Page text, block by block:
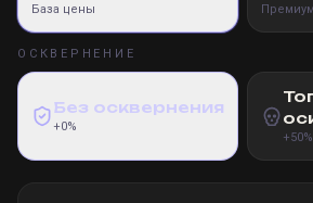
База цены
ОСКВЕРНЕНИЕ
Без осквернения
+0%